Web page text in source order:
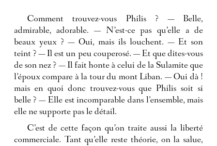
Comment trouvez-vous Philis ? — Belle,
admirable, adorable. — N’est-ce pas qu’elle a de
beaux yeux ? — Oui, mais ils louchent. — Et son
teint ? — Il est un peu couperosé. — Et que dites-vous
de son nez ? — Il fait honte à celui de la Sulamite que
l’époux compare à la tour du mont Liban. — Oui dà !
mais en quoi donc trouvez-vous que Philis soit si
belle ? — Elle est incomparable dans l’ensemble, mais
elle ne supporte pas le détail.
C’est de cette façon qu’on traite aussi la liberté
commerciale. Tant qu’elle reste théorie, on la salue,